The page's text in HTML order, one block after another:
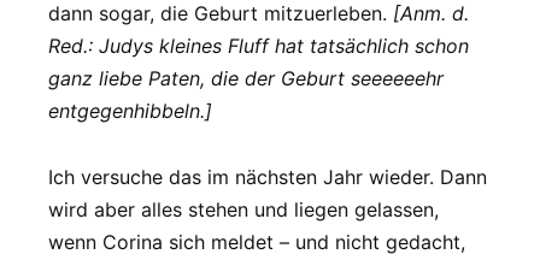
dann sogar, die Geburt mitzuerleben. [Anm. d.
Red.: Judys kleines Fluff hat tatsächlich schon
ganz liebe Paten, die der Geburt seeeeeehr
entgegenhibbeln.]
Ich versuche das im nächsten Jahr wieder. Dann
wird aber alles stehen und liegen gelassen,
wenn Corina sich meldet – und nicht gedacht,